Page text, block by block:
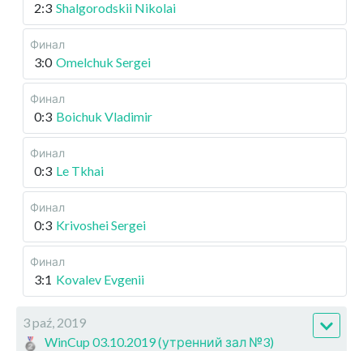
2:3 Shalgorodskii Nikolai
Финал
3:0 Omelchuk Sergei
Финал
0:3 Boichuk Vladimir
Финал
0:3 Le Tkhai
Финал
0:3 Krivoshei Sergei
Финал
3:1 Kovalev Evgenii
3 paź, 2019
WinCup 03.10.2019 (утренний зал №3)